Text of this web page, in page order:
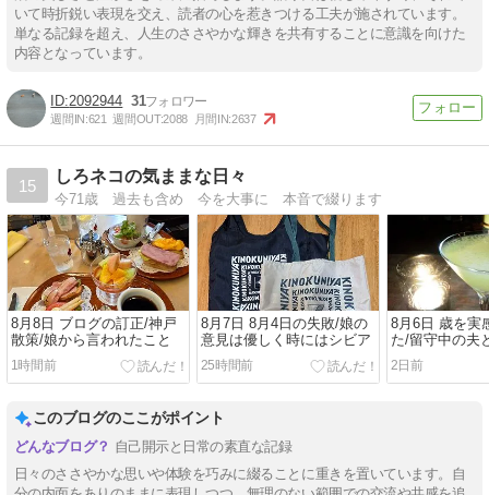
いて時折鋭い表現を交え、読者の心を惹きつける工夫が施されています。
単なる記録を超え、人生のささやかな輝きを共有することに意識を向けた
内容となっています。
2092944 31
週間IN:621 週間OUT:2088 月間IN:2637
15
しろネコの気ままな日々
今71歳 過去も含め 今を大事に 本音で綴ります
8月8日 ブログの訂正/神戸
散策/娘から言われたこと
1時間前
8月7日 8月4日の失敗/娘の
意見は優しく時にはシビア
25時間前
8月6日 歳を実
た/留守中の夫
2日前
このブログのここがポイント
自己開示と日常の素直な記録
日々のささやかな思いや体験を巧みに綴ることに重きを置いています。自